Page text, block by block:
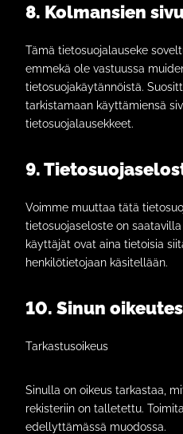
8. Kolmansien
Tämä tietosuojalauseke
emmekä ole vastuussa
tietosuojakäytännöistä.
tarkistamaan käyttämiensä
tietosuojalausekkeet.
9.
Voimme muuttaa tätä
tietosuojaseloste on
käyttäjät ovat aina tietoisia
henkilötietojaan käsitellään.
10. Sinun
Tarkastusoikeus
Sinulla on oikeus tarkastaa,
rekisteriin on talletettu.
edellyttämässä muodossa.